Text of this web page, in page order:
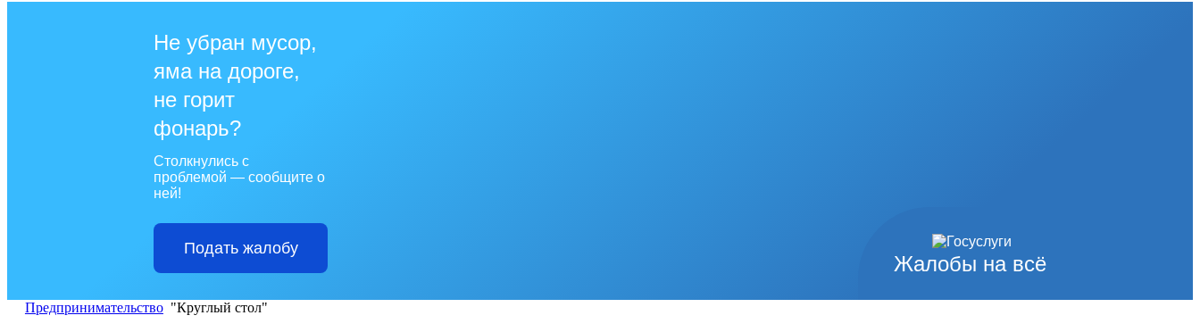
Жалобы на всё
Не убран мусор,
яма на дороге,
не горит
фонарь?
Столкнулись с
проблемой — сообщите о
ней!
Подать жалобу
Предпринимательство "Круглый стол"